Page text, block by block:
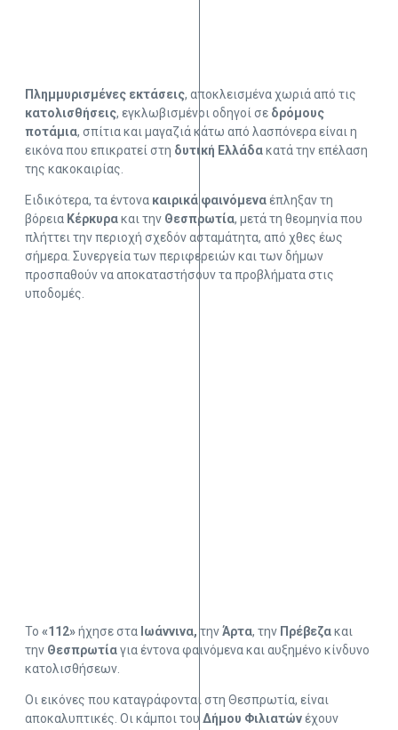
Πλημμυρισμένες εκτάσεις, αποκλεισμένα χωριά από τις
κατολισθήσεις, εγκλωβισμένοι οδηγοί σε δρόμους
ποτάμια, σπίτια και μαγαζιά κάτω από λασπόνερα είναι η
εικόνα που επικρατεί στη δυτική Ελλάδακατά την επέλαση
της κακοκαιρίας.
Ειδικότερα, τα έντονα καιρικά φαινόμεναέπληξαν τη
βόρεια Κέρκυρακαι την Θεσπρωτία, μετά τη θεομηνία που
πλήττει την περιοχή σχεδόν ασταμάτητα, από χθες έως
σήμερα. Συνεργεία των περιφερειών και των δήμων
προσπαθούν να αποκαταστήσουν τα προβλήματα στις
υποδομές.
Το «112»ήχησε στα Ιωάννινα, τηνΆρτα, την Πρέβεζακαι
την Θεσπρωτίαγια έντονα φαινόμενα και αυξημένο κίνδυνο
κατολισθήσεων.
Οι εικόνες που καταγράφονται στη Θεσπρωτία, είναι
αποκαλυπτικές. Οι κάμποι του Δήμου Φιλιατώνέχουν